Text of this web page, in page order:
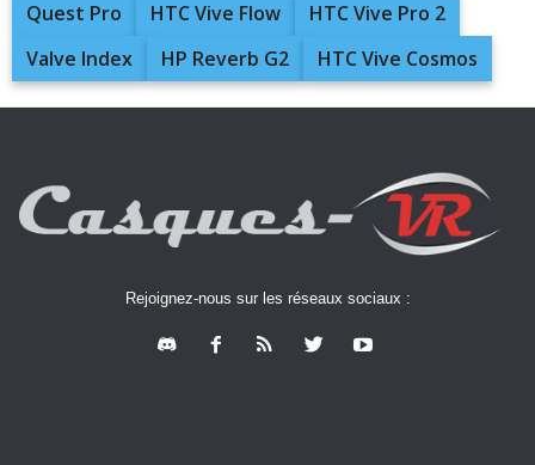
Quest Pro
HTC Vive Flow
HTC Vive Pro 2
Valve Index
HP Reverb G2 HTC Vive Cosmos
Rejoignez-nous sur les réseaux sociaux :